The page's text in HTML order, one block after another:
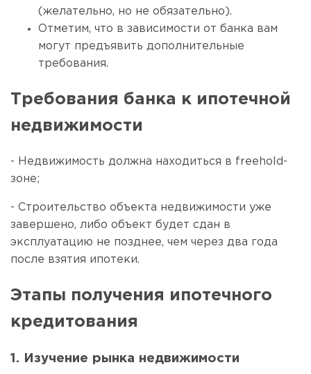
(желательно, но не обязательно).
Отметим, что в зависимости от банка вам
могут предъявить дополнительные
требования.
Требования банка к ипотечной
недвижимости
- Недвижимость должна находиться в freehold-
зоне;
- Строительство объекта недвижимости уже
завершено, либо объект будет сдан в
эксплуатацию не позднее, чем через два года
после взятия ипотеки.
Этапы получения ипотечного
кредитования
1. Изучение рынка недвижимости